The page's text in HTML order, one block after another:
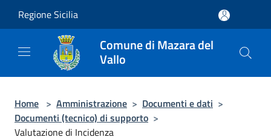
Regione Sicilia
Comune di Mazara del
Vallo
Home > Amministrazione > Documenti e dati >
Documenti (tecnico) di supporto >
Valutazione di Incidenza